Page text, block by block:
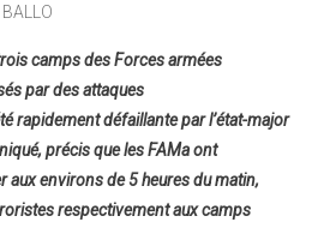
camps des Forces armées
par des attaques
rapidement défaillante par l’état-major
précis que les FAMa ont
aux environs de 5 heures du matin,
respectivement aux camps